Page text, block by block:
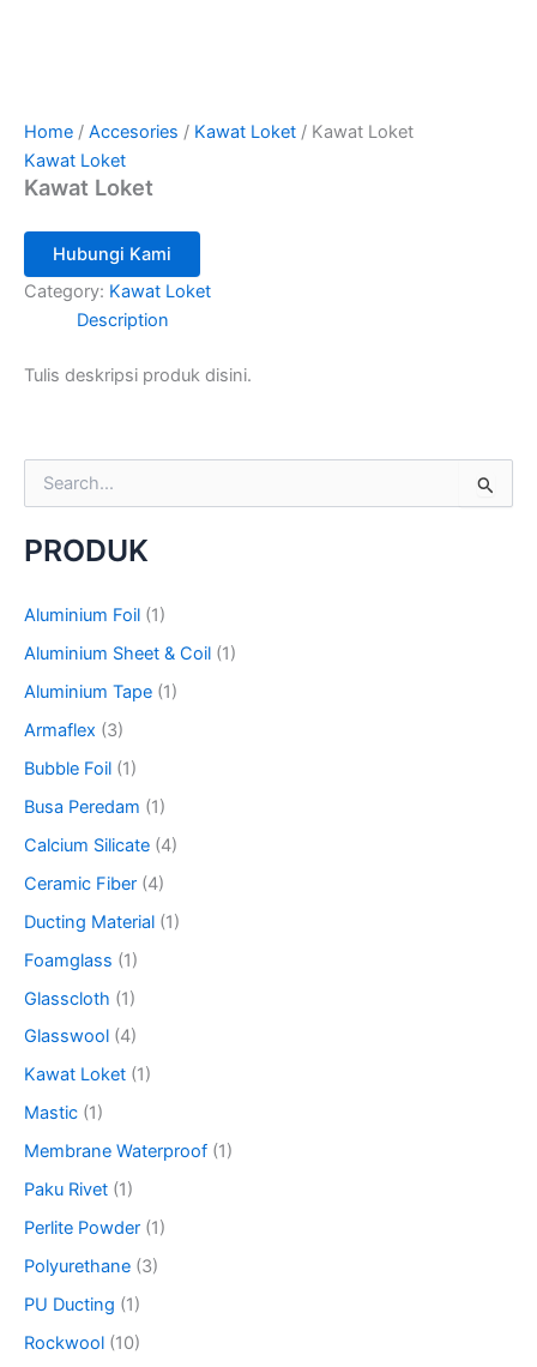
Home / Accesories / Kawat Loket / Kawat Loket
Kawat Loket
Kawat Loket
Hubungi Kami
Category: Kawat Loket
Description
Tulis deskripsi produk disini.
e
f
o
:
PRODUK
Aluminium Foil (1)
Aluminium Sheet & Coil (1)
Aluminium Tape (1)
Armaflex (3)
Bubble Foil (1)
Busa Peredam (1)
Calcium Silicate (4)
Ceramic Fiber (4)
Ducting Material (1)
Foamglass (1)
Glasscloth (1)
Glasswool (4)
Kawat Loket (1)
Mastic (1)
Membrane Waterproof (1)
Paku Rivet (1)
Perlite Powder (1)
Polyurethane (3)
PU Ducting (1)
Rockwool (10)